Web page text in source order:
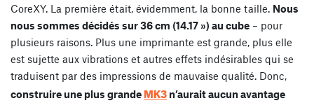
CoreXY. La première était, évidemment, la bonne taille. Nous
nous sommes décidés sur 36 cm (14.17 ») au cube – pour
plusieurs raisons. Plus une imprimante est grande, plus elle
est sujette aux vibrations et autres effets indésirables qui se
traduisent par des impressions de mauvaise qualité. Donc,
construire une plus grandeMK3 n’aurait aucun avantage